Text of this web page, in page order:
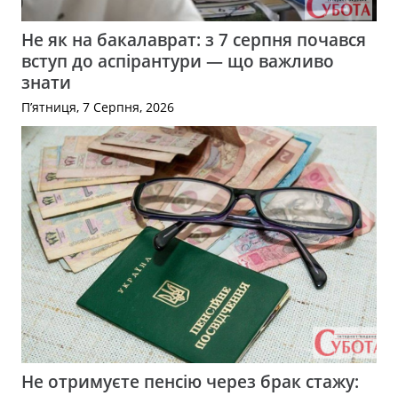
Не як на бакалаврат: з 7 серпня почався
вступ до аспірантури — що важливо
знати
П’ятниця, 7 Серпня, 2026
Не отримуєте пенсію через брак стажу: